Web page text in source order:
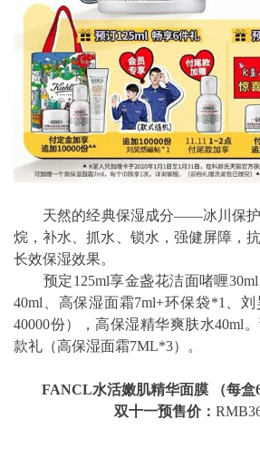
天然的经典保湿成分——冰川保护
烷，补水、抓水、锁水，强健屏障，
长效保湿效果。
预定125ml享金盏花洁面啫喱30ml
40ml、高保湿面霜7ml+环保袋*1、
40000份），高保湿精华爽肤水40ml
款礼（高保湿面霜7ML*3）。
FANCL水活嫩肌精华面膜 （每盒
双十一预售价：